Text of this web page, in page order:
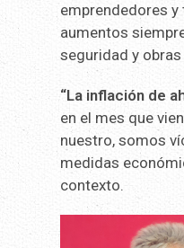
emprendedores
aumentos
seguridad y
“La inflación de
en el mes que
nuestro, somos
medidas
contexto.